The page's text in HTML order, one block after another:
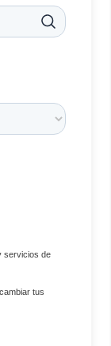
servicios de
tus